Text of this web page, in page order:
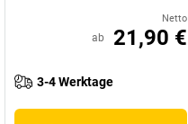
Netto
ab 21,90 €
3-4 Werktage